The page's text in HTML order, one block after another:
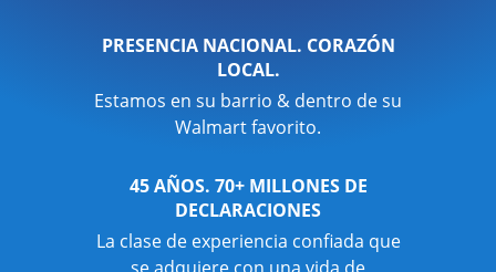
PRESENCIA NACIONAL. CORAZÓN
LOCAL.
Estamos en su barrio & dentro de su
Walmart favorito.
45 AÑOS. 70+ MILLONES DE
DECLARACIONES
La clase de experiencia confiada que